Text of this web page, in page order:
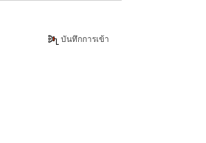
บันทึกการเข้า